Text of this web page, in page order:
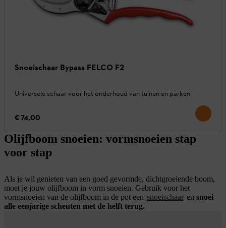
Snoeischaar Bypass FELCO F2
Universele schaar voor het onderhoud van tuinen en parken
€ 74,00
Olijfboom snoeien: vormsnoeien stap
voor stap
Als je wil genieten van een goed gevormde, dichtgroeiende boom,
moet je jouw olijfboom in vorm snoeien. Gebruik voor het
vormsnoeien van de olijfboom in de pot een snoeischaar en snoei
alle eenjarige scheuten met de helft terug.